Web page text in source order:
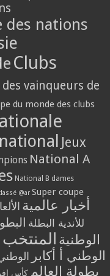
des nations
Clubs
vainqueurs de
du monde des clubs
Jeux
National A
National B dames
@ar Super coupe
أخبار عالمية
للأندية البطلة
الوطنية
الوطني أ أكابر
بطولة العالم كأس